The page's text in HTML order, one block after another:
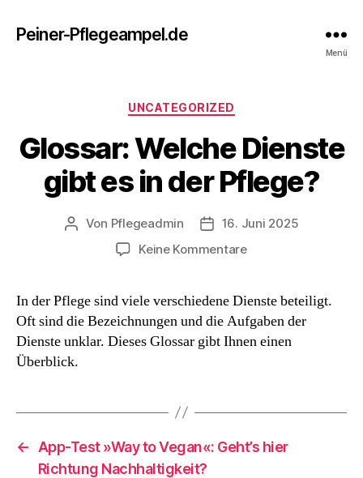
Peiner-Pflegeampel.de
Menü
Kategorien
UNCATEGORIZED
Glossar: Welche Dienste
gibt es in der Pflege?
Beitragsautor
Von Pflegeadmin Beitragsdatum
16. Juni 2025
Keine Kommentarezu
Dienste
gibt
es
In der Pflege sind viele verschiedene Dienste beteiligt.
Oft sind die Bezeichnungen und die Aufgaben der
Dienste unklar. Dieses Glossar gibt Ihnen einen
Überblick.
←
App-Test »Way to Vegan«: Geht’s hier
Richtung Nachhaltigkeit?